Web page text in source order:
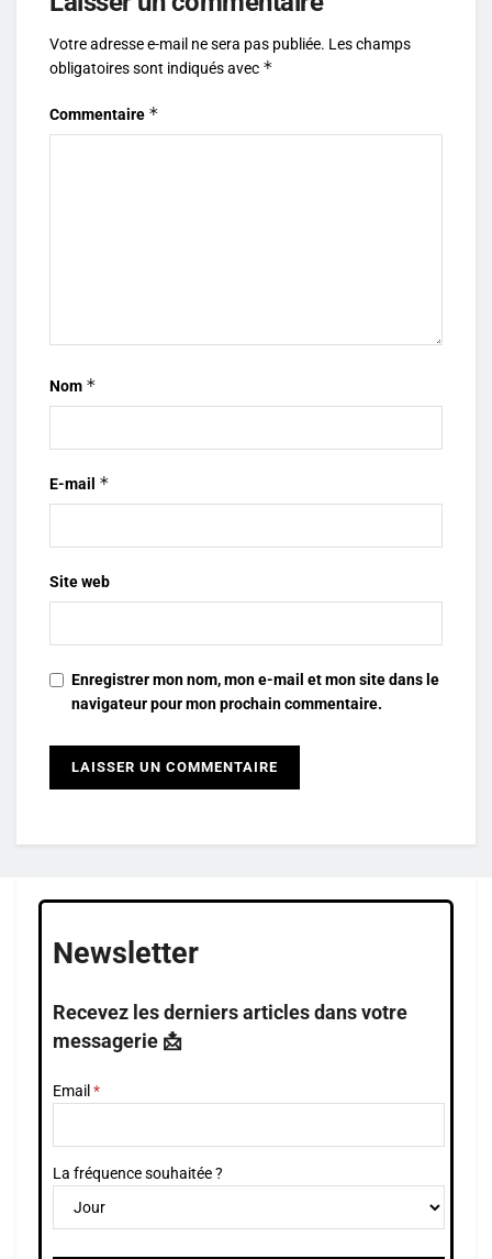
Votre adresse e-mail ne sera pas publiée. Les champs
obligatoires sont indiqués avec *
Commentaire *
Nom *
E-mail *
Site web
Enregistrer mon nom, mon e-mail et mon site dans le
navigateur pour mon prochain commentaire.
Newsletter
Recevez les derniers articles dans votre
messagerie 📩
Email
La fréquence souhaitée ?